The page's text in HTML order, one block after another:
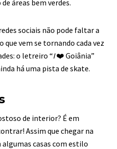
áreas bem verdes.
sociais não pode faltar a
vem se tornando cada vez
o letreiro “I❤️ Goiânia”
há uma pista de skate.
de interior? É em
Assim que chegar na
algumas casas com estilo